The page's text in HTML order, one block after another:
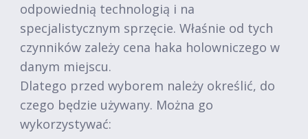
odpowiednią technologią i na
specjalistycznym sprzęcie. Właśnie od tych
czynników zależy cena haka holowniczego w
danym miejscu.
Dlatego przed wyborem należy określić, do
czego będzie używany. Można go
wykorzystywać: